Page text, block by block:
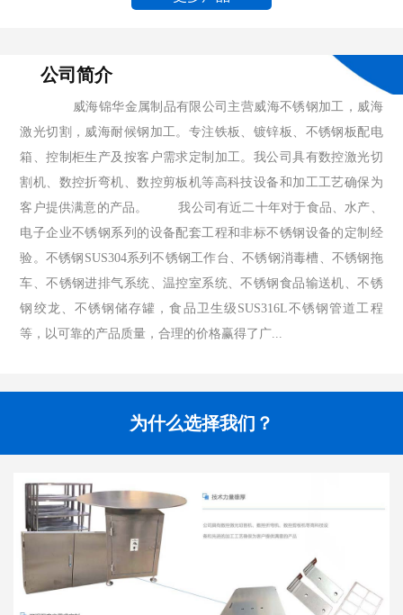
公司简介
威海锦华金属制品有限公司主营威海不锈钢加工，威海
激光切割，威海耐候钢加工。专注铁板、镀锌板、不锈钢板配电
箱、控制柜生产及按客户需求定制加工。我公司具有数控激光切
割机、数控折弯机、数控剪板机等高科技设备和加工工艺确保为
客户提供满意的产品。 我公司有近二十年对于食品、水产、
电子企业不锈钢系列的设备配套工程和非标不锈钢设备的定制经
验。不锈钢SUS304系列不锈钢工作台、不锈钢消毒槽、不锈钢拖
车、不锈钢进排气系统、温控室系统、不锈钢食品输送机、不锈
钢绞龙、不锈钢储存罐，食品卫生级SUS316L不锈钢管道工程
等，以可靠的产品质量，合理的价格赢得了广...
为什么选择我们？